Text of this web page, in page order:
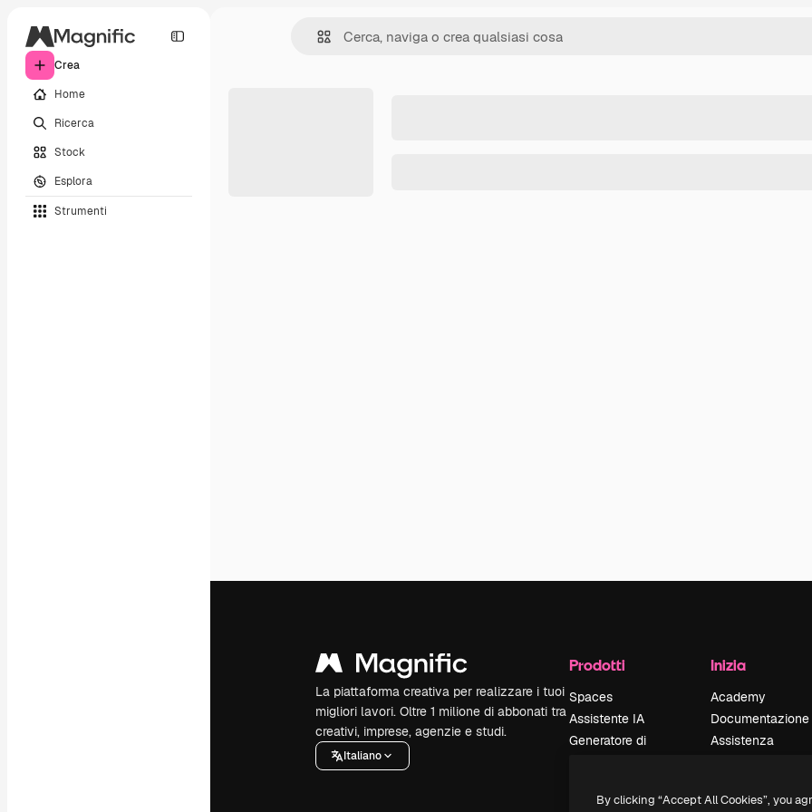
Crea
Home
Ricerca
Stock
Esplora
Strumenti
La piattaforma creativa per realizzare i tuoi
migliori lavori. Oltre 1 milione di abbonati tra
creativi, imprese, agenzie e studi.
Italiano
Prodotti
Spaces
Assistente IA
Generatore di
Inizia
Academy
Documentazione
Assistenza
Politica sulla
By clicking “Accept All Cookies”, you